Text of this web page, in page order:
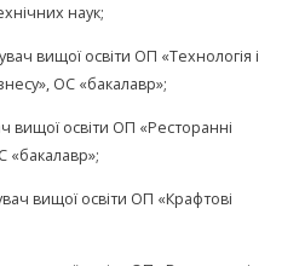
наук;
вищої освіти ОП «Технологія і
ОС «бакалавр»;
вищої освіти ОП «Ресторанні
«бакалавр»;
вищої освіти ОП «Крафтові